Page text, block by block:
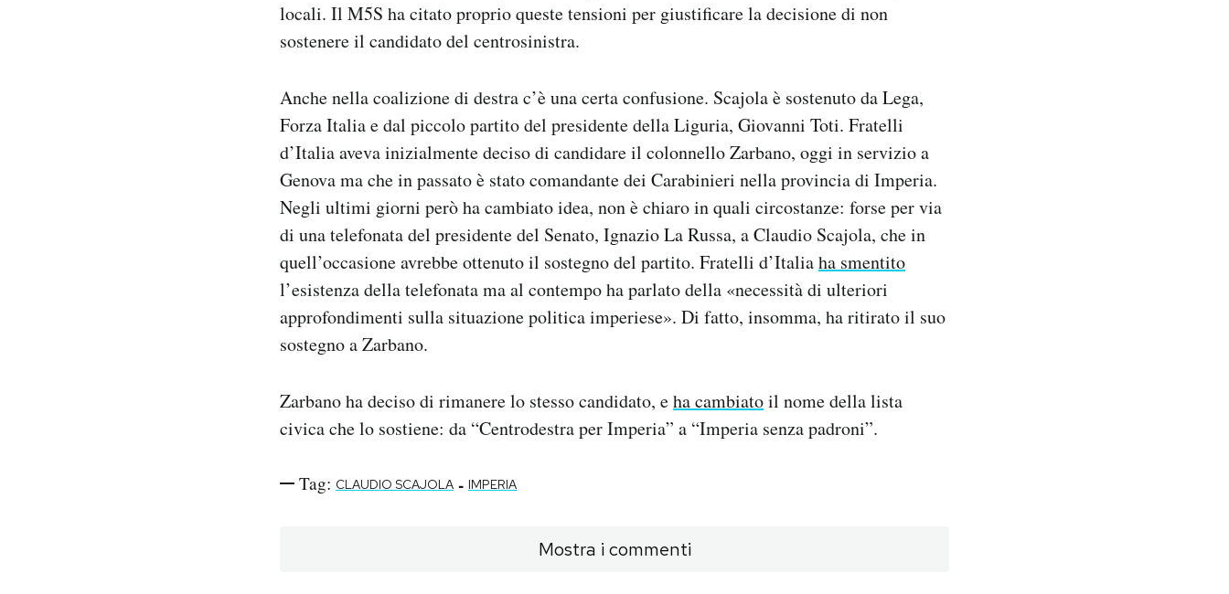
locali. Il M5S ha citato proprio queste tensioni per giustificare la decisione di non
sostenere il candidato del centrosinistra.
Anche nella coalizione di destra c’è una certa confusione. Scajola è sostenuto da Lega,
Forza Italia e dal piccolo partito del presidente della Liguria, Giovanni Toti. Fratelli
d’Italia aveva inizialmente deciso di candidare il colonnello Zarbano, oggi in servizio a
Genova ma che in passato è stato comandante dei Carabinieri nella provincia di Imperia.
Negli ultimi giorni però ha cambiato idea, non è chiaro in quali circostanze: forse per via
di una telefonata del presidente del Senato, Ignazio La Russa, a Claudio Scajola, che in
quell’occasione avrebbe ottenuto il sostegno del partito. Fratelli d’Italiaha smentito
l’esistenza della telefonata ma al contempo ha parlato della «necessità di ulteriori
approfondimenti sulla situazione politica imperiese». Di fatto, insomma, ha ritirato il suo
sostegno a Zarbano.
Zarbano ha deciso di rimanere lo stesso candidato, eha cambiatoil nome della lista
civica che lo sostiene: da “Centrodestra per Imperia” a “Imperia senza padroni”.
Tag: CLAUDIO SCAJOLA - IMPERIA
Mostra i commenti